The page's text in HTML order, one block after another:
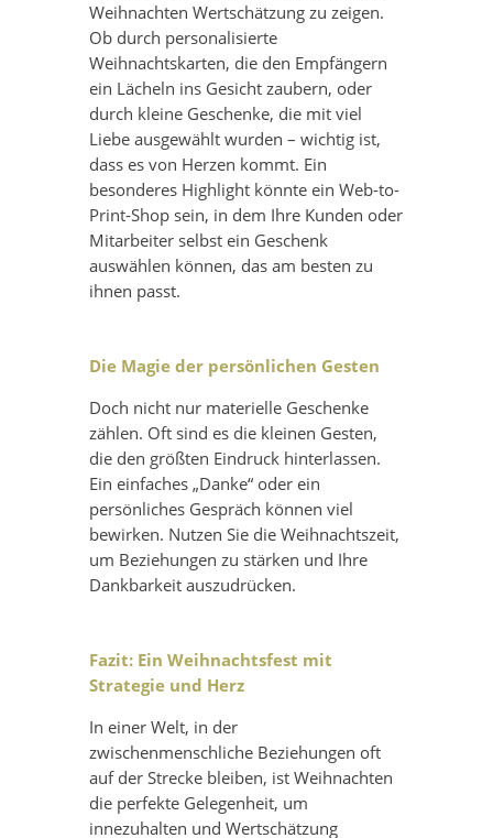
Weihnachten Wertschätzung zu zeigen.
Ob durch personalisierte
Weihnachtskarten, die den Empfängern
ein Lächeln ins Gesicht zaubern, oder
durch kleine Geschenke, die mit viel
Liebe ausgewählt wurden – wichtig ist,
dass es von Herzen kommt. Ein
besonderes Highlight könnte ein Web-to-
Print-Shop sein, in dem Ihre Kunden oder
Mitarbeiter selbst ein Geschenk
auswählen können, das am besten zu
ihnen passt.
Die Magie der persönlichen Gesten
Doch nicht nur materielle Geschenke
zählen. Oft sind es die kleinen Gesten,
die den größten Eindruck hinterlassen.
Ein einfaches „Danke“ oder ein
persönliches Gespräch können viel
bewirken. Nutzen Sie die Weihnachtszeit,
um Beziehungen zu stärken und Ihre
Dankbarkeit auszudrücken.
Fazit: Ein Weihnachtsfest mit
Strategie und Herz
In einer Welt, in der
zwischenmenschliche Beziehungen oft
auf der Strecke bleiben, ist Weihnachten
die perfekte Gelegenheit, um
innezuhalten und Wertschätzung